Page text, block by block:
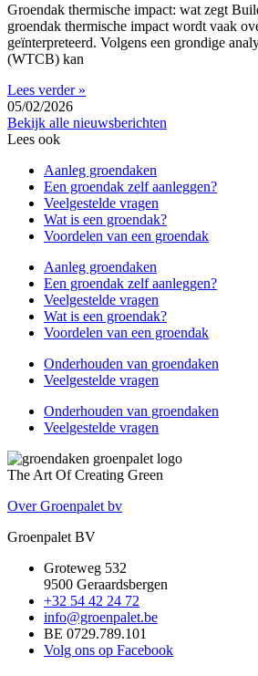
Groendak thermische impact: wat zegt
groendak thermische impact wordt vaak
geïnterpreteerd. Volgens een grondige
(WTCB) kan
Lees verder »
05/02/2026
Bekijk alle nieuwsberichten
Lees ook
Aanleg groendaken
Een groendak zelf aanleggen?
Veelgestelde vragen
Wat is een groendak?
Voordelen van een groendak
Aanleg groendaken
Een groendak zelf aanleggen?
Veelgestelde vragen
Wat is een groendak?
Voordelen van een groendak
Onderhouden van groendaken
Veelgestelde vragen
Onderhouden van groendaken
Veelgestelde vragen
The Art Of Creating Green
Over Groenpalet bv
Groenpalet BV
Groteweg 532
9500 Geraardsbergen
+32 54 42 24 72
info@groenpalet.be
BE 0729.789.101
Volg ons op Facebook